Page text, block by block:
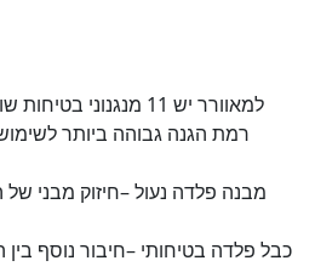
למאוורר יש 11
רמת הגנה גבוהה ביותר
מבנה פלדה נעול –חיזוק מבני
כבל פלדה בטיחותי –חיבור נוסף בין